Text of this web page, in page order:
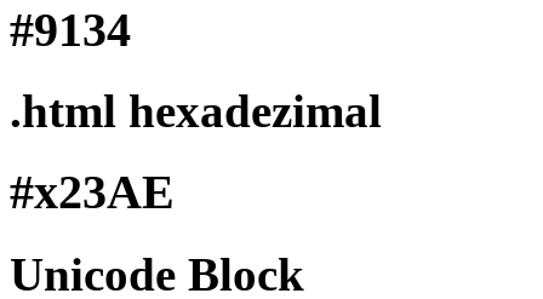
#9134
.html hexadezimal
#x23AE
Unicode Block